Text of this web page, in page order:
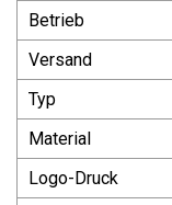
Betrieb
Versand
Typ
Material
Logo-Druck